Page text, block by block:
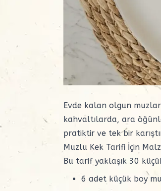
Evde kalan olgun
kahvaltılarda, ara
pratiktir ve tek bir
Muzlu Kek Tarifi İçin
Bu tarif yaklaşık 30
6 adet küçük boy